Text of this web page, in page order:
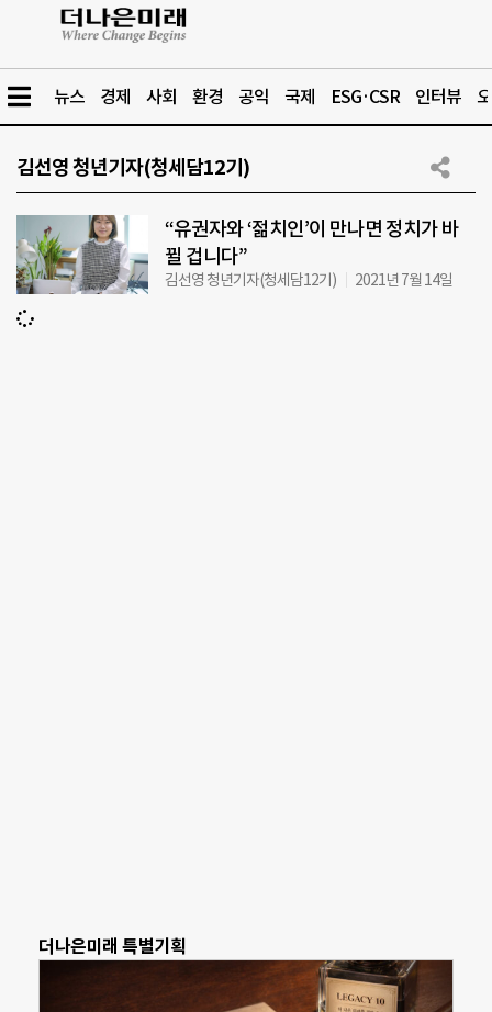
뉴스 경제 사회 환경 공익 국제 ESG·CSR 인터뷰
김선영 청년기자(청세담12기)
“유권자와 ‘젊치인’이 만나면 정치가 바
뀔 겁니다”
김선영 청년기자(청세담12기) 2021년 7월 14일
더나은미래 특별기획